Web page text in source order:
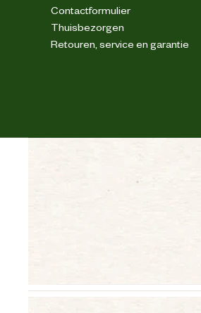
Contactformulier
Thuisbezorgen
Retouren, service en garantie